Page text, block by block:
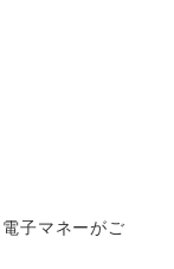
子マネーがご